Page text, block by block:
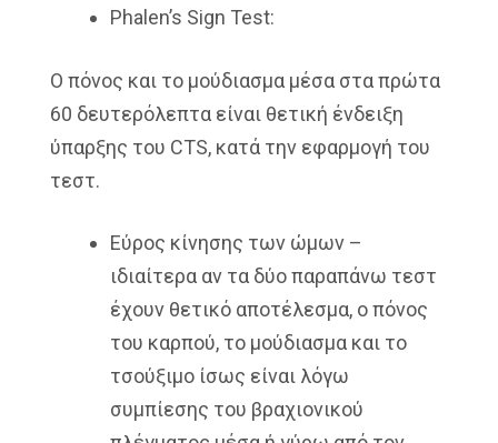
Phalen’s Sign Test:
Ο πόνος και το μούδιασμα μέσα στα πρώτα
60 δευτερόλεπτα είναι θετική ένδειξη
ύπαρξης του CTS, κατά την εφαρμογή του
τεστ.
Εύρος κίνησης των ώμων –
ιδιαίτερα αν τα δύο παραπάνω τεστ
έχουν θετικό αποτέλεσμα, ο πόνος
του καρπού, το μούδιασμα και το
τσούξιμο ίσως είναι λόγω
συμπίεσης του βραχιονικού